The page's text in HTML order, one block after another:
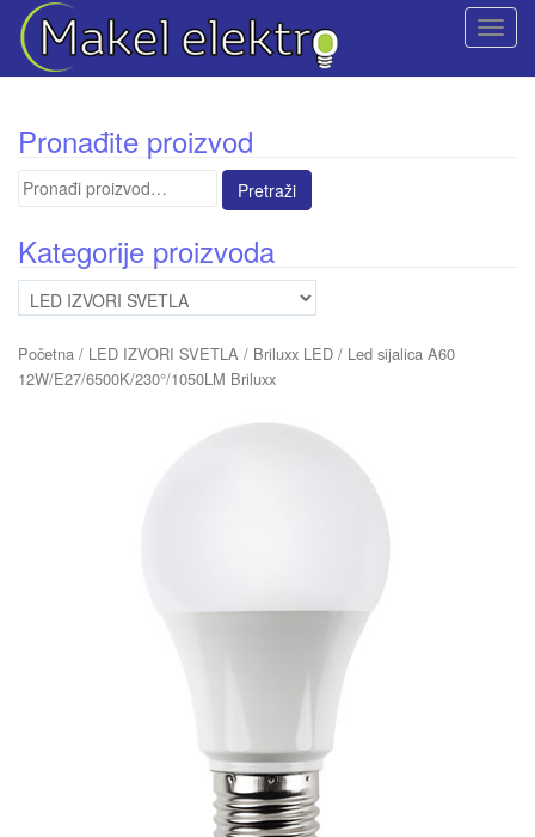
T
Pronađite proizvod
Pretraga
Kategorije proizvoda
Početna / LED IZVORI SVETLA / Briluxx LED / Led sijalica A60
12W/E27/6500K/230°/1050LM Briluxx